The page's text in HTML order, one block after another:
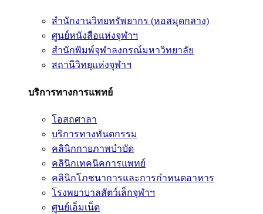
สำนักงานวิทยทรัพยากร (หอสมุดกลาง)
ศูนย์หนังสือแห่งจุฬาฯ
สำนักพิมพ์จุฬาลงกรณ์มหาวิทยาลัย
สถานีวิทยุแห่งจุฬาฯ
บริการทางการแพทย์
โอสถศาลา
บริการทางทันตกรรม
คลินิกกายภาพบำบัด
คลินิกเทคนิคการแพทย์
คลินิกโภชนาการและการกำหนดอาหาร
โรงพยาบาลสัตว์เล็กจุฬาฯ
ศูนย์เอ็มเน็ต